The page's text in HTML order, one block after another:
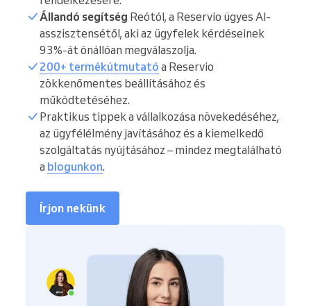
Állandó segítség Reótól, a Reservio ügyes AI-
asszisztensétől, aki az ügyfelek kérdéseinek
93%-át önállóan megválaszolja.
200+ termékútmutató a Reservio
zökkenőmentes beállításához és
működtetéséhez.
Praktikus tippek a vállalkozása növekedéséhez,
az ügyfélélmény javításához és a kiemelkedő
szolgáltatás nyújtásához – mindez megtalálható
a blogunkon.
Írjon nekünk